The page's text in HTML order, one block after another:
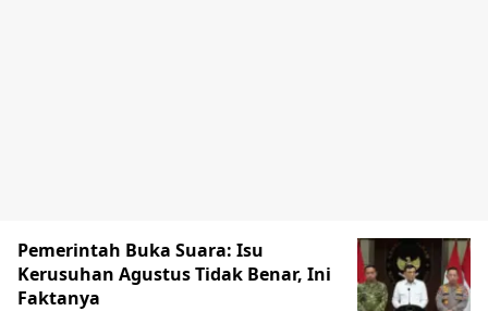
Pemerintah Buka Suara: Isu
Kerusuhan Agustus Tidak Benar, Ini
Faktanya